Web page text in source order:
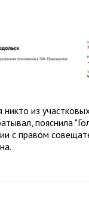
никто из
пояснила
с правом